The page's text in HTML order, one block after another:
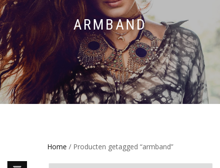
ARMBAND
Home / Producten getagged “armband”